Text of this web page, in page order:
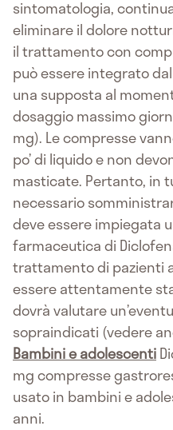
sintomatologia,
eliminare il dolore
il trattamento con
può essere integrato
una supposta al
dosaggio massimo
mg). Le compresse
po’ di liquido e non
masticate. Pertanto, in
necessario
deve essere impiegata
farmaceutica di
trattamento di pazienti
essere attentamente
dovrà valutare
sopraindicati (vedere
Bambini e adolescenti
mg compresse
usato in bambini e
anni.